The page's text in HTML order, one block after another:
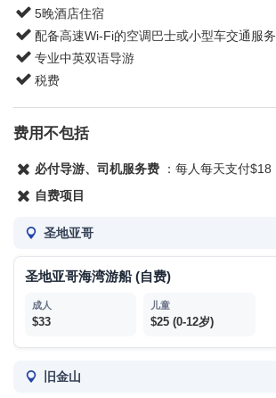
5晚酒店住宿
配备高速Wi-Fi的空调巴士或小型车交通服务
专业中英双语导游
税费
费用不包括
必付导游、司机服务费
：每人每天支付$18
自费项目
圣地亚哥
圣地亚哥海湾游船 (自费)
$33 $25 (0-12岁)
旧金山